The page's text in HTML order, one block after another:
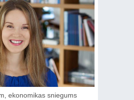
ekonomikas sniegums